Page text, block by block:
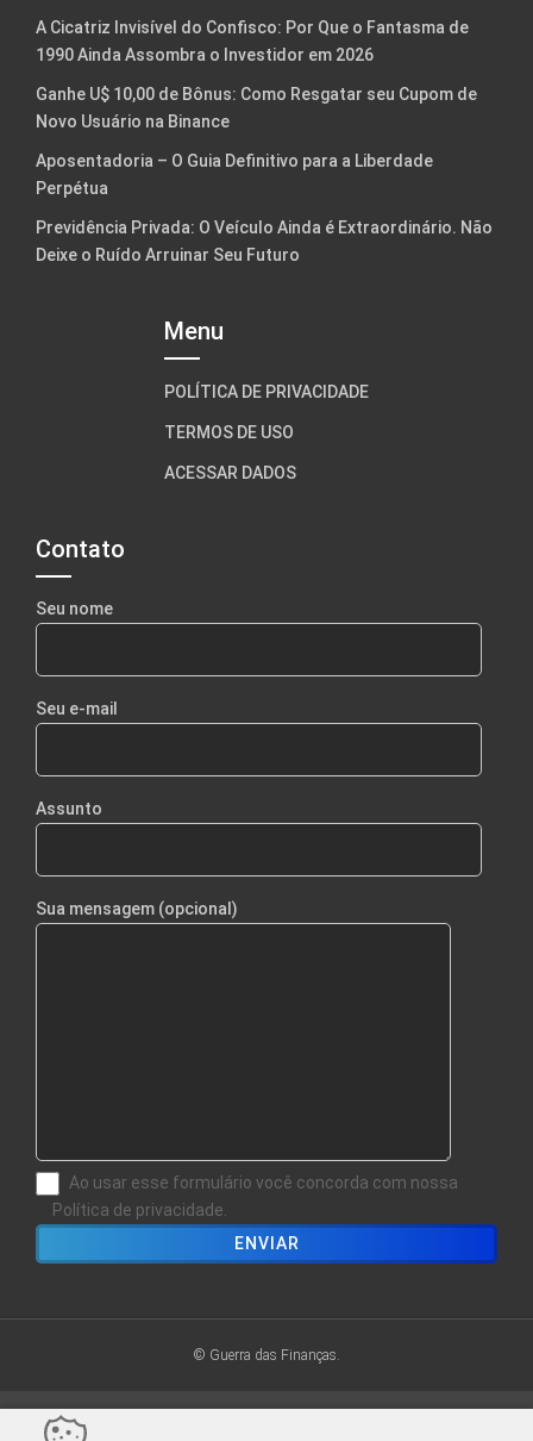
A Cicatriz Invisível do Confisco: Por Que o Fantasma de
1990 Ainda Assombra o Investidor em 2026
Ganhe U$ 10,00 de Bônus: Como Resgatar seu Cupom de
Novo Usuário na Binance
Aposentadoria – O Guia Definitivo para a Liberdade
Perpétua
Previdência Privada: O Veículo Ainda é Extraordinário. Não
Deixe o Ruído Arruinar Seu Futuro
Menu
POLÍTICA DE PRIVACIDADE
TERMOS DE USO
ACESSAR DADOS
Contato
Seu nome
Seu e-mail
Assunto
Sua mensagem (opcional)
Ao usar esse formulário você concorda com nossa
Política de privacidade.
© Guerra das Finanças.